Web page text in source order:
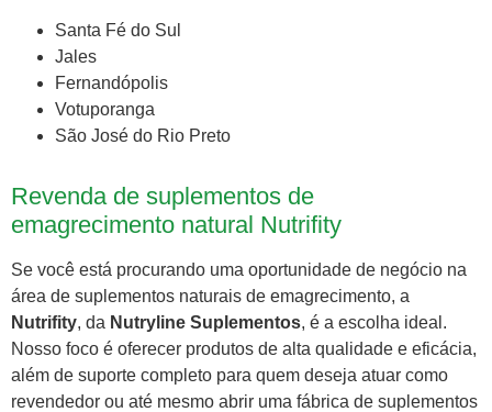
Santa Fé do Sul
Jales
Fernandópolis
Votuporanga
São José do Rio Preto
Revenda de suplementos de
emagrecimento natural Nutrifity
Se você está procurando uma oportunidade de negócio na
área de suplementos naturais de emagrecimento, a
Nutrifity, da Nutryline Suplementos, é a escolha ideal.
Nosso foco é oferecer produtos de alta qualidade e eficácia,
além de suporte completo para quem deseja atuar como
revendedor ou até mesmo abrir uma fábrica de suplementos